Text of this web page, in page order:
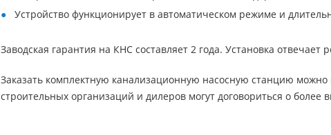
Устройство функционирует в автоматическом режиме и
Заводская гарантия на КНС составляет 2 года. Установка
Заказать комплектную канализационную насосную станцию
строительных организаций и дилеров могут договориться о более